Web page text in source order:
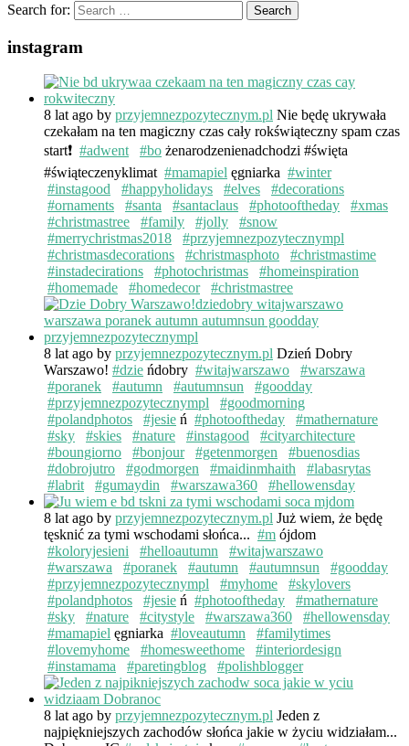
Search for:
instagram
8 lat ago by przyjemnezpozytecznym.pl Nie będę ukrywała
czekałam na ten magiczny czas cały rokświąteczny spam czas
start❗️ #adwent #bo żenarodzenienadchodzi #święta
#świąteczenyklimat #mamapiel ęgniarka #winter
#instagood
#happyholidays #elves
#decorations
#ornaments
#santa #santaclaus #photooftheday
#xmas
#christmastree
#family #jolly
#snow
#merrychristmas2018
#przyjemnezpozytecznympl
#christmasdecorations
#christmasphoto
#christmastime
#instadecirations
#photochristmas
#homeinspiration
#homemade
#homedecor #christmastree
8 lat ago by przyjemnezpozytecznym.pl Dzień Dobry
Warszawo! #dzie ńdobry #witajwarszawo
#warszawa
#poranek
#autumn #autumnsun
#goodday
#przyjemnezpozytecznympl
#goodmorning
#polandphotos
#jesie ń #photooftheday
#mathernature
#sky
#skies #nature #instagood
#cityarchitecture
#boungiorno
#bonjour #getenmorgen
#buenosdias
#dobrojutro
#godmorgen #maidinmhaith
#labasrytas
#labrit
#gumaydin #warszawa360 #hellowensday
8 lat ago by przyjemnezpozytecznym.pl Już wiem, że będę
tęsknić za tymi wschodami słońca... #m ójdom
#koloryjesieni
#helloautumn
#witajwarszawo
#warszawa
#poranek #autumn #autumnsun
#goodday
#przyjemnezpozytecznympl
#myhome
#skylovers
#polandphotos
#jesie ń #photooftheday
#mathernature
#sky
#nature #citystyle #warszawa360
#hellowensday
#mamapiel ęgniarka #loveautumn
#familytimes
#lovemyhome
#homesweethome
#interiordesign
#instamama
#paretingblog #polishblogger
8 lat ago by przyjemnezpozytecznym.pl Jeden z
najpiękniejszych zachodów słońca jakie w życiu widziałam...